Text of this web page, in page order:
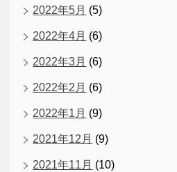
2022年5月 (5)
2022年4月 (6)
2022年3月 (6)
2022年2月 (6)
2022年1月 (9)
2021年12月 (9)
2021年11月 (10)